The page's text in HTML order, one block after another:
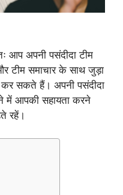
आप अपनी पसंदीदा टीम
टीम समाचार के साथ जुड़ा
सकते हैं। अपनी पसंदीदा
आपकी सहायता करने
रहें।